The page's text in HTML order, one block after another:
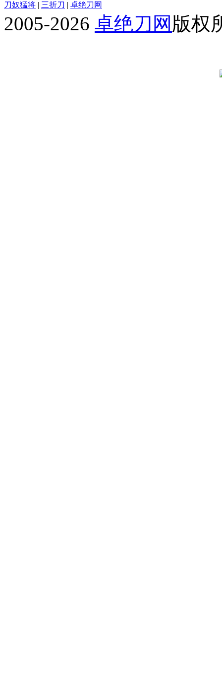
刀奴猛将 | 三折刀 | 卓绝刀网
2005-2026 卓绝刀网 版权